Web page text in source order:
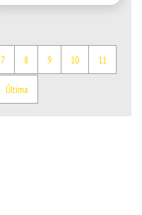
Page
7 Page
8 Page
9 Page
10 Page
11
Last
page
Última